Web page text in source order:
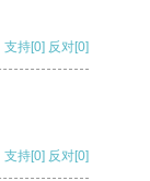
支持[0] 反对[0]
支持[0] 反对[0]